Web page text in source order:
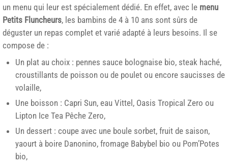
un menu qui leur est spécialement dédié. En effet, avec le menu
Petits Fluncheurs, les bambins de 4 à 10 ans sont sûrs de
déguster un repas complet et varié adapté à leurs besoins. Il se
compose de :
Un plat au choix : pennes sauce bolognaise bio, steak haché,
croustillants de poisson ou de poulet ou encore saucisses de
volaille,
Une boisson : Capri Sun, eau Vittel, Oasis Tropical Zero ou
Lipton Ice Tea Pêche Zero,
Un dessert : coupe avec une boule sorbet, fruit de saison,
yaourt à boire Danonino, fromage Babybel bio ou Pom’Potes
bio,